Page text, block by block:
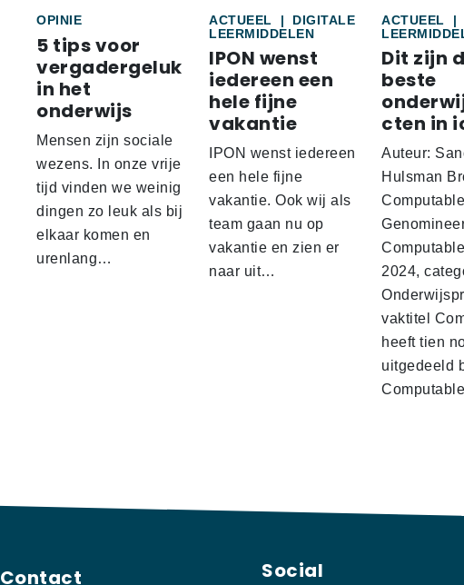
OPINIE
5 tips voor
vergadergeluk
in het
onderwijs
Mensen zijn sociale
wezens. In onze vrije
tijd vinden we weinig
dingen zo leuk als bij
elkaar komen en
urenlang…
ACTUEEL |
DIGITALE
LEERMIDDELEN
IPON wenst
iedereen een
hele fijne
vakantie
IPON wenst iedereen
een hele fijne
vakantie. Ook wij als
team gaan nu op
vakantie en zien er
naar uit…
ACTUEEL
|
Dit zijn
beste
cten in
Auteur:
Hulsman
Computable
2024,
vaktitel
heeft tien
uitgedeeld
Contact Social